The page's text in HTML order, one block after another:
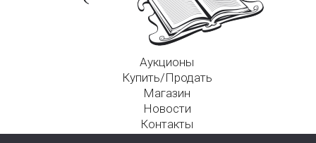
Аукционы
Купить/Продать
Магазин
Новости
Контакты